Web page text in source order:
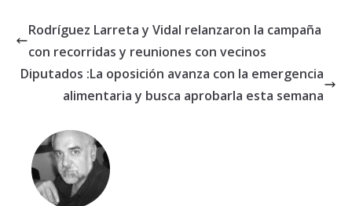
Rodríguez Larreta y Vidal relanzaron la campaña
con recorridas y reuniones con vecinos
Diputados :La oposición avanza con la emergencia
alimentaria y busca aprobarla esta semana